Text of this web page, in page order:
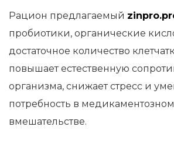
Рацион предлагаемый
пробиотики, органические
достаточное количество
повышает естественную
организма, снижает стресс и
потребность в медикаментозном
вмешательстве.